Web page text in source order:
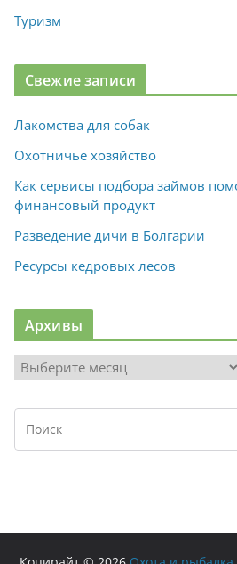
Туризм
Свежие записи
Лакомства для собак
Охотничье хозяйство
Как сервисы подбора займов
финансовый продукт
Разведение дичи в Болгарии
Ресурсы кедровых лесов
Архивы
р
х
в